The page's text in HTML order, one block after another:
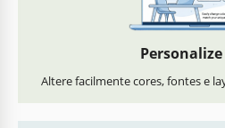
Altere facilmente cores, fontes e